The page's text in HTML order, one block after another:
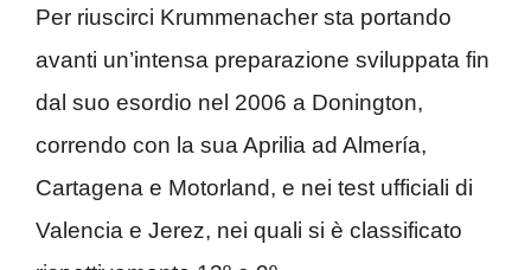
Per riuscirci Krummenacher sta portando
avanti un’intensa preparazione sviluppata fin
dal suo esordio nel 2006 a Donington,
correndo con la sua Aprilia ad Almería,
Cartagena e Motorland, e nei test ufficiali di
Valencia e Jerez, nei quali si è classificato